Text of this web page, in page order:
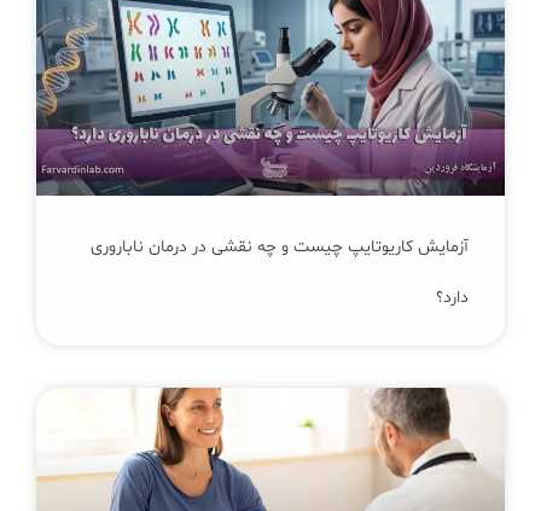
آزمایش کاریوتایپ چیست و چه نقشی در درمان ناباروری
دارد؟